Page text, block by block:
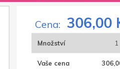
Cena: 306,00
Množství 1
Vaše cena